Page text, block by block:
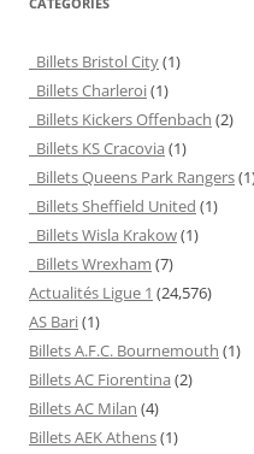
Billets Bristol City(1)
Billets Charleroi(1)
Billets Kickers Offenbach (2)
Billets KS Cracovia (1)
Billets Queens Park Rangers
Billets Sheffield United (1)
Billets Wisla Krakow(1)
Billets Wrexham (7)
Actualités Ligue 1 (24,576)
AS Bari(1)
Billets A.F.C. Bournemouth (1)
Billets AC Fiorentina (2)
Billets AC Milan (4)
Billets AEK Athens(1)